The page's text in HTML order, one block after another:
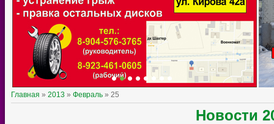
Главная » 2013 » Февраль » 25
Новости